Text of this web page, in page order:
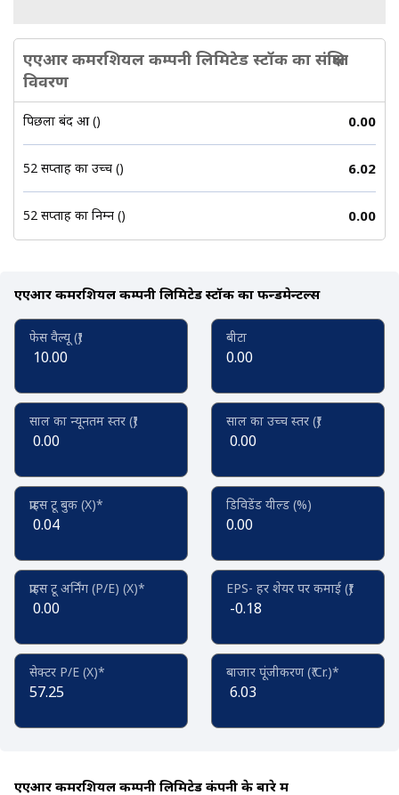
एएआर कमरशियल कम्पनी लिमिटेड स्टॉक का संक्षिप्त
विवरण
पिछला बंद हुआ (₹) 0.00
52 सप्ताह का उच्च (₹) 6.02
52 सप्ताह का निम्न (₹) 0.00
एएआर कमरशियल कम्पनी लिमिटेड स्टॉक का फन्डमेन्टल्स
फेस वैल्यू (₹)
10.00
बीटा
0.00
साल का न्यूनतम स्तर (₹)
0.00
साल का उच्च स्तर (₹)
0.00
प्राइस टू बुक (X)*
0.04
डिविडेंड यील्ड (%)
0.00
प्राइस टू अर्निंग (P/E) (X)*
0.00
EPS- हर शेयर पर कमाई (₹)
-0.18
सेक्टर P/E (X)*
57.25
बाजार पूंजीकरण (₹ Cr.)*
6.03
एएआर कमरशियल कम्पनी लिमिटेड कंपनी के बारे में